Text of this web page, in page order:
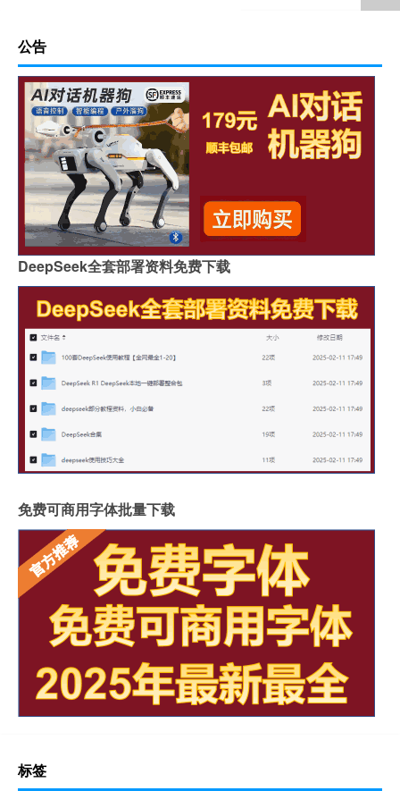
公告
DeepSeek全套部署资料免费下载
免费可商用字体批量下载
标签